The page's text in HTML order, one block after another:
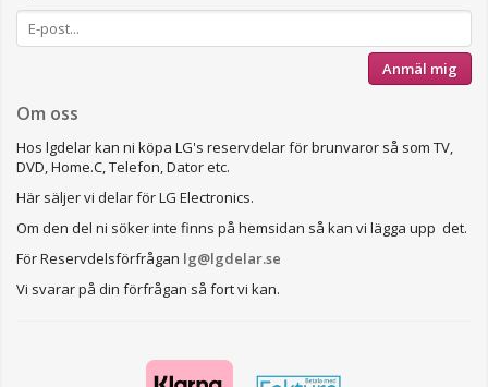
Anmäl mig
Om oss
Hos lgdelar kan ni köpa LG's reservdelar för brunvaror så som TV,
DVD, Home.C, Telefon, Dator etc.
Här säljer vi delar för LG Electronics.
Om den del ni söker inte finns på hemsidan så kan vi lägga upp det.
För Reservdelsförfrågan lg@lgdelar.se
Vi svarar på din förfrågan så fort vi kan.